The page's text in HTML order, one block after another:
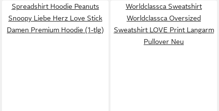
Spreadshirt Hoodie Peanuts
Snoopy Liebe Herz Love Stick
Damen Premium Hoodie (1-tlg)
Worldclassca Sweatshirt
Worldclassca Oversized
Sweatshirt LOVE Print Langarm
Pullover Neu